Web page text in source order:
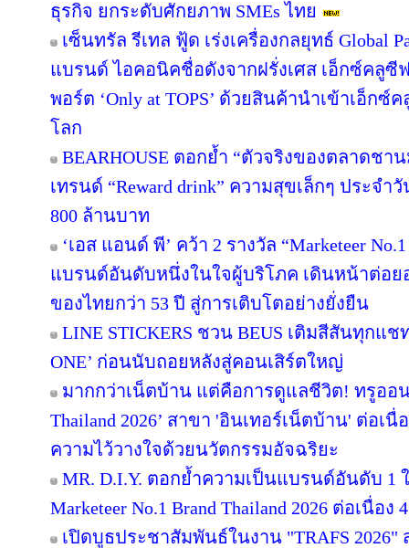
ธุรกิจ ยกระดับศักยภาพ SMEs ไทย
เซ็นทรัล รีเทล ฟู้ด เร่งเครื่องกลยุทธ์ Global
แบรนด์ ไอคอนิคชื่อดังจากฝรั่งเศส เอ็กซ์คลูซี
พอร์ต ‘Only at TOPS’ ด้วยสินค้านำเข้าเอ็ก
โลก
BEARHOUSE ตอกย้ำ “ตัวจริงของตลาดชา
เทรนด์ “Reward drink” ความสุขเล็กๆ ประจำ
800 ล้านบาท
‘เอส แอนด์ พี’ คว้า 2 รางวัล “Marketeer
แบรนด์อันดับหนึ่งในใจผู้บริโภค เดินหน้าต่อย
ของไทยกว่า 53 ปี สู่การเติบโตอย่างยั่งยืน
LINE STICKERS ชวน BEUS เติมสีสันทุกแช
ONE’ ก่อนนับถอยหลังสู่คอนเสิร์ตใหญ่
มากกว่าเน็ตบ้าน แต่คือการดูแลชีวิต! ทรูออน
Thailand 2026’ สาขา 'อินเทอร์เน็ตบ้าน' ต่อเ
ความไว้วางใจด้วยนวัตกรรมอัจฉริยะ
MR. D.I.Y. ตอกย้ำความเป็นแบรนด์อันดับ 1
Marketeer No.1 Brand Thailand 2026 ต่อเนื่อง
เปิดบูธประชาสัมพันธ์ในงาน "TRAFS